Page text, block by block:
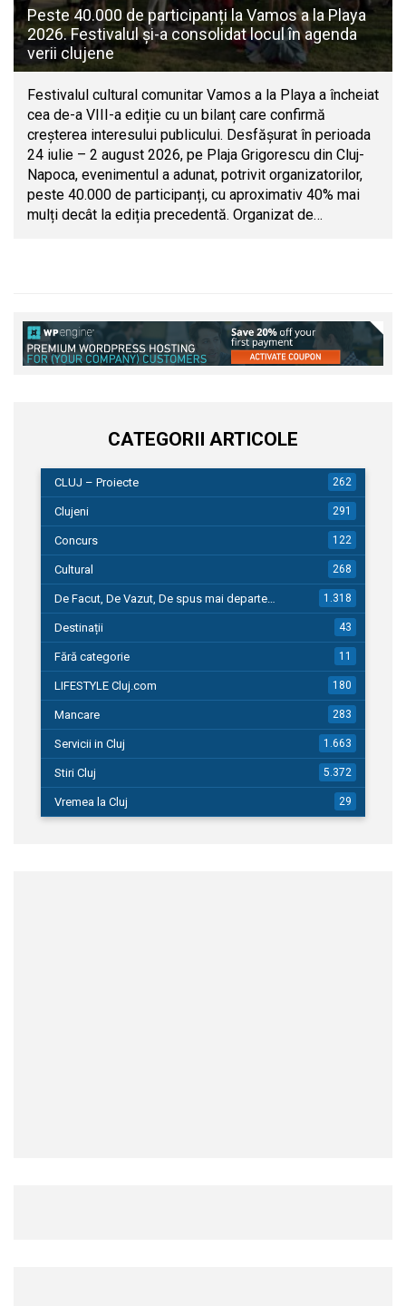
Peste 40.000 de participanți la Vamos a la Playa
2026. Festivalul și-a consolidat locul în agenda
verii clujene
Festivalul cultural comunitar Vamos a la Playa a încheiat
cea de-a VIII-a ediție cu un bilanț care confirmă
creșterea interesului publicului. Desfășurat în perioada
24 iulie – 2 august 2026, pe Plaja Grigorescu din Cluj-
Napoca, evenimentul a adunat, potrivit organizatorilor,
peste 40.000 de participanți, cu aproximativ 40% mai
mulți decât la ediția precedentă. Organizat de…
CATEGORII ARTICOLE
CLUJ – Proiecte 262
Clujeni 291
Concurs 122
Cultural 268
De Facut, De Vazut, De spus mai departe… 1.318
Destinații 43
Fără categorie 11
LIFESTYLE Cluj.com 180
Mancare 283
Servicii in Cluj 1.663
Stiri Cluj 5.372
Vremea la Cluj 29